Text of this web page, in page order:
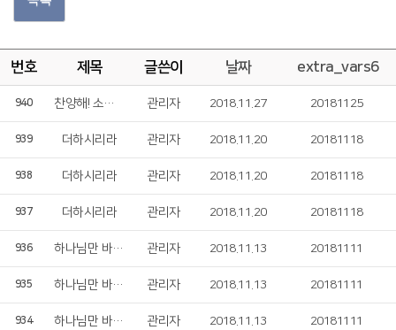
번호 제목 글쓴이 날짜 extra_vars6
940 찬양해! 소리쳐! 관리자 2018.11.27 20181125
939 더하시리라 관리자 2018.11.20 20181118
938 더하시리라 관리자 2018.11.20 20181118
937 더하시리라 관리자 2018.11.20 20181118
936 하나님만 바라보라 관리자 2018.11.13 20181111
935 하나님만 바라보라 관리자 2018.11.13 20181111
934 하나님만 바라보라 관리자 2018.11.13 20181111